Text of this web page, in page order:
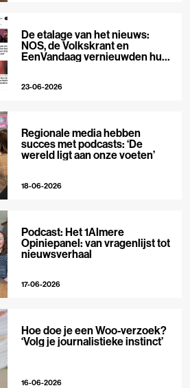
De etalage van het nieuws:
NOS, de Volkskrant en
EenVandaag vernieuwden hun
23-06-2026
Regionale media hebben
succes met podcasts: ‘De
wereld ligt aan onze voeten’
18-06-2026
Podcast: Het 1Almere
Opiniepanel: van vragenlijst tot
nieuwsverhaal
17-06-2026
Hoe doe je een Woo-verzoek?
‘Volg je journalistieke instinct’
16-06-2026